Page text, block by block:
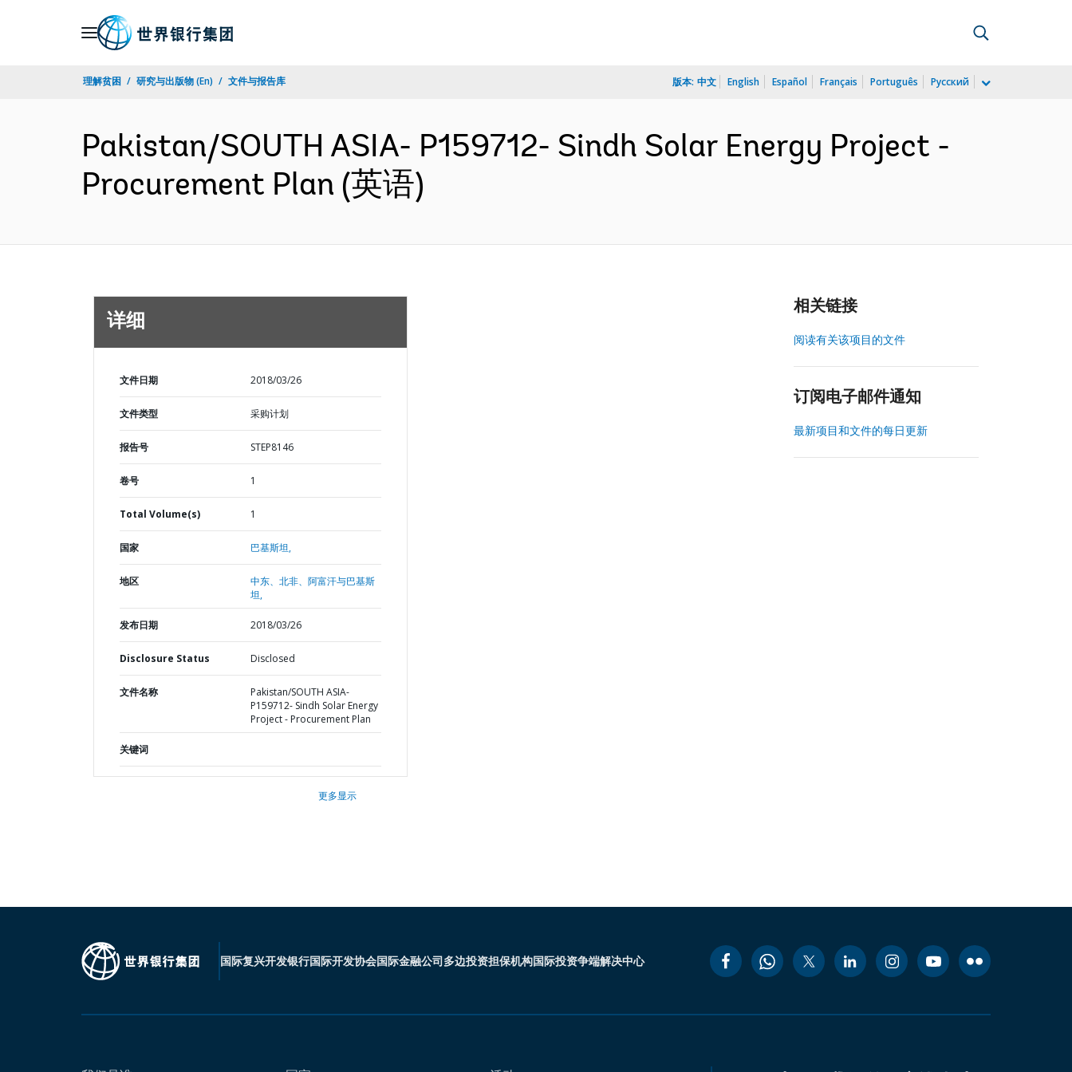
理解贫困 研究与出版物 (En) 文件与报告库 版本: 中文 English Español Français Português Русский
Pakistan/SOUTH ASIA- P159712- Sindh Solar Energy Project -
Procurement Plan (英语)
详细
文件日期 2018/03/26
文件类型 采购计划
报告号 STEP8146
卷号 1
Total Volume(s) 1
国家 巴基斯坦,
地区
中东、北非、阿富汗与巴基斯
坦,
发布日期 2018/03/26
Disclosure Status Disclosed
文件名称
Pakistan/SOUTH ASIA-
P159712- Sindh Solar Energy
Project - Procurement Plan
关键词
更多显示
相关链接
阅读有关该项目的文件
订阅电子邮件通知
最新项目和文件的每日更新
国际复兴开发银行国际开发协会国际金融公司多边投资担保机构国际投资争端解决中心